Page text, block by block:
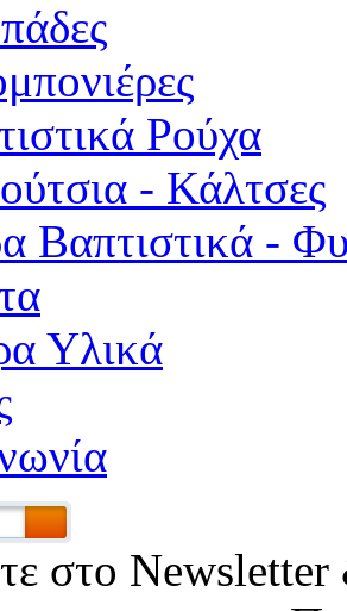
Ρούχα
- Κάλτσες
Βαπτιστικά -
Υλικά
στο Νewsletter